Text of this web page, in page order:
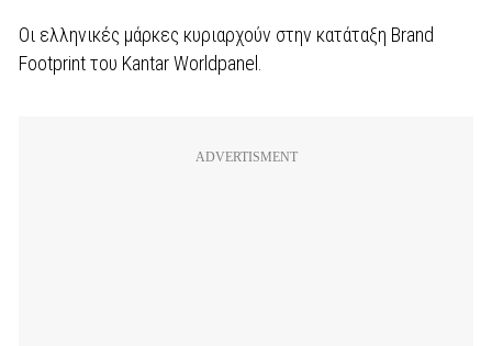
Οι ελληνικές μάρκες κυριαρχούν στην κατάταξη Brand
Footprint του Kantar Worldpanel.